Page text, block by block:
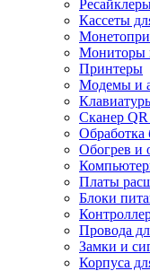
Кассеты
Мониторы
Принтеры
Модемы и
Сканер
Обработка
Обогрев и
Платы
Блоки
Провода
Замки и
Корпуса